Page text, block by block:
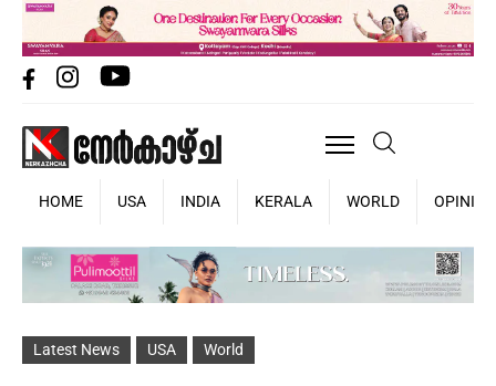
HOME USA INDIA KERALA WORLD OPINION
Latest News USA World